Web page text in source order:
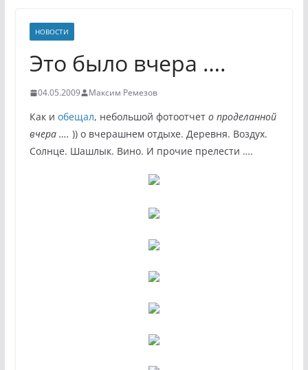
НОВОСТИ
Это было вчера ….
04.05.2009 Максим Ремезов
Как и обещал, небольшой фотоотчет о проделанной
вчера …. )) о вчерашнем отдыхе. Деревня. Воздух.
Солнце. Шашлык. Вино. И прочие прелести ….